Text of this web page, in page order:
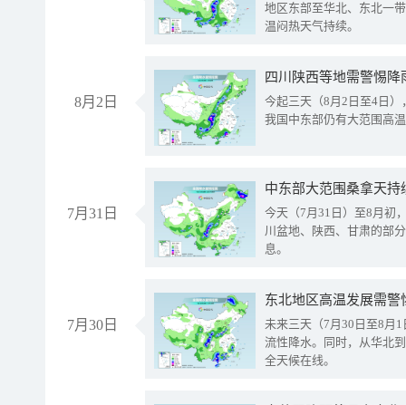
地区东部至华北、东北一
温闷热天气持续。
8月2日
今起三天（8月2日至4日
我国中东部仍有大范围高
7月31日
中东部大范围桑拿天
今天（7月31日）至8月初
川盆地、陕西、甘肃的部
息。
7月30日
东北地区高温发展需
未来三天（7月30日至8月
流性降水。同时，从华北
全天候在线。